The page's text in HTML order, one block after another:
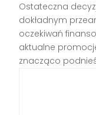
Ostateczna
dokładnym
oczekiwań
aktualne
znacząco